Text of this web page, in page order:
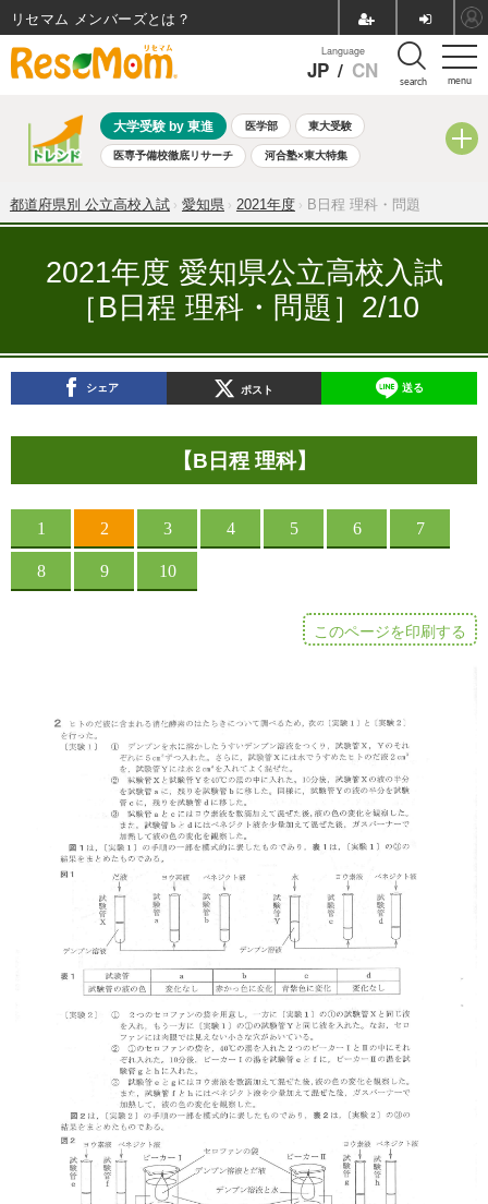
menu
Language
JP / CN search
大学受験 by 東進 医学部 東大受験
医専予備校徹底リサーチ 河合塾×東大特集
共通テスト 夏休み 8月開催学校説明会・相談会
自由研究教材（小学生向け） 自由研究教材（中学生向け）
ランキング
都道府県別 公立高校入試 愛知県 2021年度 B日程 理科・問題
2021年度 愛知県公立高校入試
［B日程 理科・問題］2/10
シェア ポスト 送る
【B日程 理科】
このページを印刷する
リセマム メンバーズ